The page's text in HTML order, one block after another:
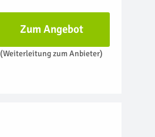
Zum Angebot
(Weiterleitung zum Anbieter)